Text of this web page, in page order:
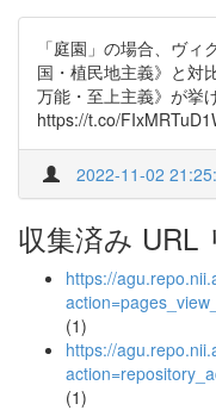
「庭園」の場合、ヴ
国・植民地主義》と対
万能・至上主義》が挙
https://t.co/
2022-11-02
収集済み URL
https://
(1)
https://
(1)